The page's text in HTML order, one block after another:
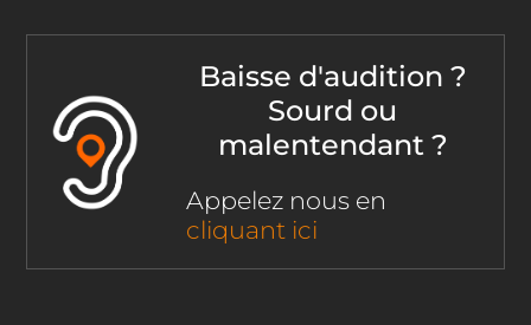
Baisse d'audition ?
Sourd ou
malentendant ?
Appelez nous en
cliquant ici